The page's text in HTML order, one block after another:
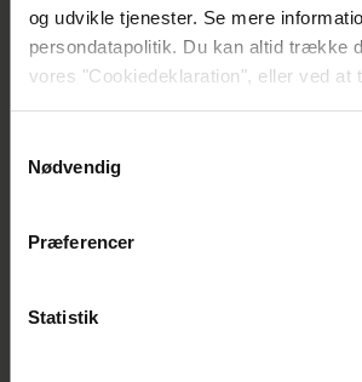
og udvikle tjenester. Se mere
persondatapolitik. Du kan altid trække
vores "Cookiedeklaration", eller ved
Vi anvender egne cookies og cookies
generere statistik og huske dine
Nødvendig
Præferencer
Statistik
Med i “Robinson”:
Jeppe Ølgaards